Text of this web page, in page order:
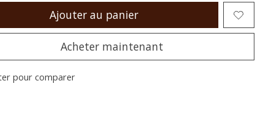
Ajouter au panier
Acheter maintenant
pour comparer